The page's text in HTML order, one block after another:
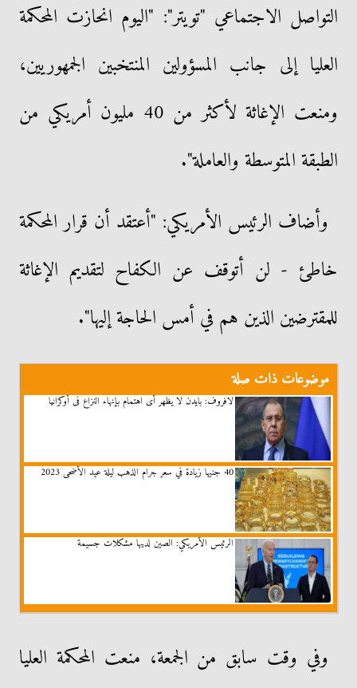
التواصل الاجتماعي "تويتر": "اليوم انحازت المحكمة
العليا إلى جانب المسؤولين المنتخبين الجمهوريين،
ومنعت الإغاثة لأكثر من 40 مليون أمريكي من
الطبقة المتوسطة والعاملة".
وأضاف الرئيس الأمريكي: "أعتقد أن قرار المحكمة
خاطئ - لن أتوقف عن الكفاح لتقديم الإغاثة
للمقترضين الذين هم في أمس الحاجة إليها".
موضوعات ذات صلة
لافروف: بايدن لا يظهر أى اهتمام بإنهاء النزاع فى أوكرانيا
40 جنيها زيادة في سعر جرام الذهب ليلة عيد الأضحى 2023
الرئيس الأمريكي: الصين لديها مشكلات جسيمة
وفي وقت سابق من الجمعة، منعت المحكمة العليا